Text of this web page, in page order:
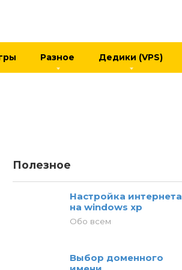
Разное Дедики (VPS)
Полезное
Настройка интернета
на windows хр
Обо всем
Выбор доменного